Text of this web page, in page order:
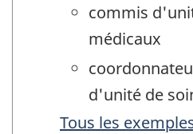
commis
médicaux
d'unité de
Tous les